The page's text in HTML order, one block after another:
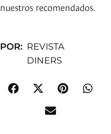
nuestros recomendados.
POR: REVISTA
DINERS